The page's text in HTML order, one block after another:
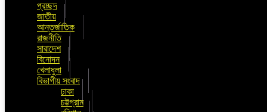
প্রচ্ছদ
জাতীয়
আন্তর্জাতিক
রাজনীতি
সারাদেশ
বিনোদন
খেলাধুলা
বিভাগীয় সংবাদ
ঢাকা
চট্টগ্রাম